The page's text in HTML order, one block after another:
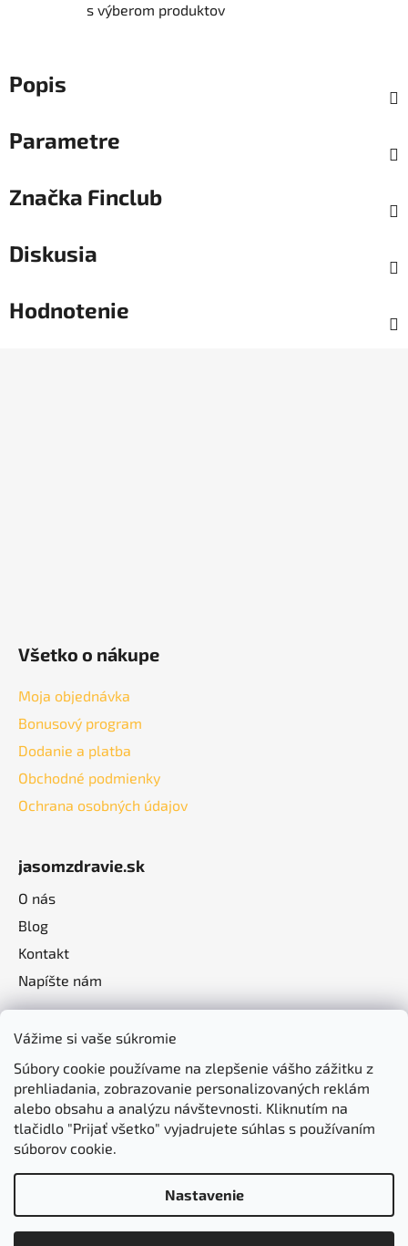
Vážime si vaše súkromie
Súbory cookie používame na zlepšenie vášho zážitku z
prehliadania, zobrazovanie personalizovaných reklám
alebo obsahu a analýzu návštevnosti. Kliknutím na
tlačidlo "Prijať všetko" vyjadrujete súhlas s používaním
súborov cookie.
Nastavenie
s výberom produktov
Popis
Parametre
Značka Finclub
Diskusia
Hodnotenie
Všetko o nákupe
Moja objednávka
Bonusový program
Dodanie a platba
Obchodné podmienky
Ochrana osobných údajov
jasomzdravie.sk
O nás
Blog
Kontakt
Napíšte nám
Vytvoril Shoptet